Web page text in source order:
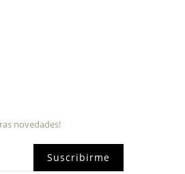
novedades!
Suscribirme